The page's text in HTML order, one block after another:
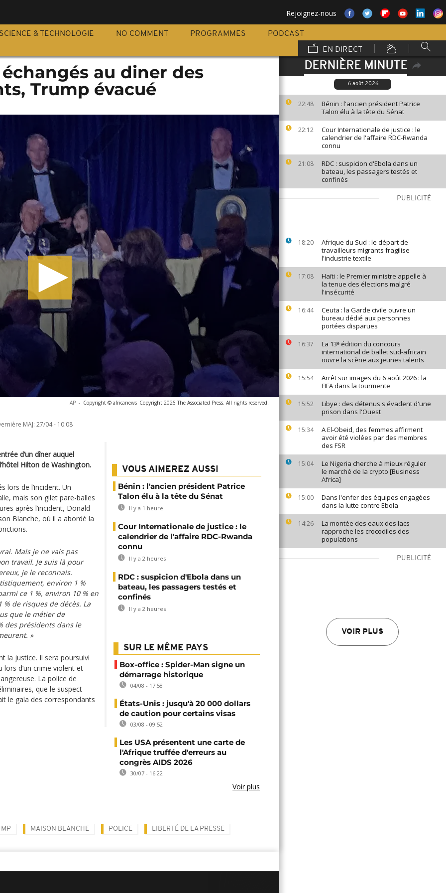
Rejoignez-nous
SCIENCE & TECHNOLOGIE NO COMMENT PROGRAMMES
PODCAST
EN DIRECT
DERNIÈRE MINUTE
6 août 2026
22:48
Bénin : l'ancien président Patrice
Talon élu à la tête du Sénat
22:12
Cour Internationale de justice : le
calendrier de l'affaire RDC-Rwanda
connu
21:08
RDC : suspicion d'Ebola dans un
bateau, les passagers testés et
confinés
PUBLICITÉ
18:20
Afrique du Sud : le départ de
travailleurs migrants fragilise
l'industrie textile
17:08
Haïti : le Premier ministre appelle à
la tenue des élections malgré
l'insécurité
16:44
Ceuta : la Garde civile ouvre un
bureau dédié aux personnes
portées disparues
16:37
La 13ᵉ édition du concours
international de ballet sud-africain
ouvre la scène aux jeunes talents
15:54
Arrêt sur images du 6 août 2026 : la
FIFA dans la tourmente
15:52
Libye : des détenus s'évadent d'une
prison dans l'Ouest
15:34
A El-Obeid, des femmes affirment
avoir été violées par des membres
des FSR
15:04
Le Nigeria cherche à mieux réguler
le marché de la crypto [Business
Africa]
15:00
Dans l'enfer des équipes engagées
dans la lutte contre Ebola
14:26
La montée des eaux des lacs
rapproche les crocodiles des
populations
PUBLICITÉ
VOIR PLUS
au diner des
Trump évacué
AP - Copyright © africanews Copyright 2026 The Associated Press. All rights reserved.
MAJ: 27/04 - 10:08
d’un dîner auquel
Hilton de Washington.
lors de l’incident. Un
mais son gilet pare-balles
après l’incident, Donald
Blanche, où il a abordé la
Mais je ne vais pas
travail. Je suis là pour
je le reconnais.
environ 1 %
ce 1 %, environ 10 % en
de risques de décès. La
que le métier de
des présidents dans le
»
la justice. Il sera poursuivi
lors d’un crime violent et
La police de
que le suspect
le gala des correspondants
VOUS AIMEREZ AUSSI
Bénin : l'ancien président Patrice
Talon élu à la tête du Sénat
Il y a 1 heure
Cour Internationale de justice : le
calendrier de l'affaire RDC-Rwanda
connu
Il y a 2 heures
RDC : suspicion d'Ebola dans un
bateau, les passagers testés et
confinés
Il y a 2 heures
SUR LE MÊME PAYS
Box-office : Spider-Man signe un
démarrage historique
04/08 - 17:58
États-Unis : jusqu'à 20 000 dollars
de caution pour certains visas
03/08 - 09:52
Les USA présentent une carte de
l'Afrique truffée d'erreurs au
congrès AIDS 2026
30/07 - 16:22
Voir plus
MAISON BLANCHE POLICE LIBERTÉ DE LA PRESSE